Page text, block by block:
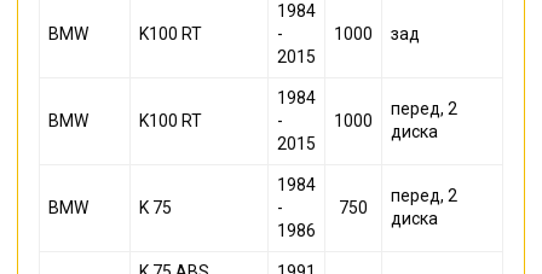
BMW K100 RT
1984
-
2015
1000 зад
BMW K100 RT
1984
-
2015
1000
перед, 2
диска
BMW K 75
1984
-
1986
750
перед, 2
диска